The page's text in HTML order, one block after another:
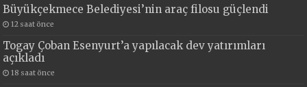
Büyükçekmece Belediyesi’nin araç filosu güçlendi
12 saat önce
Togay Çoban Esenyurt’a yapılacak dev yatırımları
açıkladı
18 saat önce